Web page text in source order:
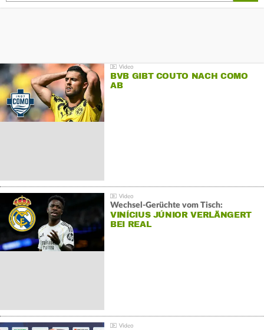
BVB GIBT COUTO NACH COMO
AB
Wechsel-Gerüchte vom Tisch:
VINÍCIUS JÚNIOR VERLÄNGERT
BEI REAL